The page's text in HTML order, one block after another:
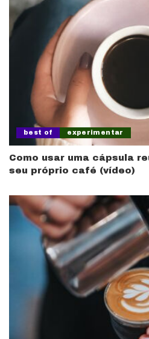
best of experimentar
Como usar uma cápsula
seu próprio café (vídeo)